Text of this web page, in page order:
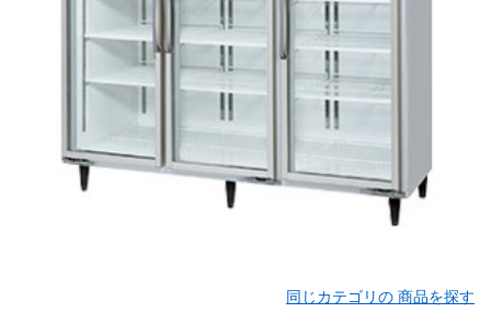
同じカテゴリの 商品を探す